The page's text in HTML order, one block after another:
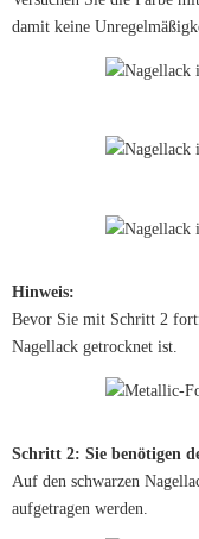
damit keine
Hinweis:
Bevor Sie mit Schritt 2
Nagellack getrocknet ist.
Schritt 2: Sie benötigen
Auf den schwarzen
aufgetragen werden.